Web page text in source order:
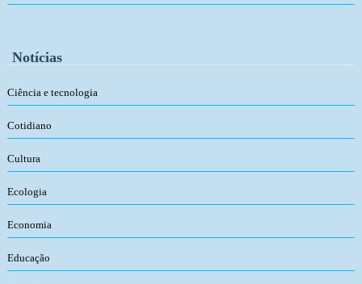
Notícias
Ciência e tecnologia
Cotidiano
Cultura
Ecologia
Economia
Educação